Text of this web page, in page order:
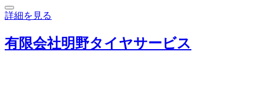
詳細を見る
有限会社明野タイヤサービス